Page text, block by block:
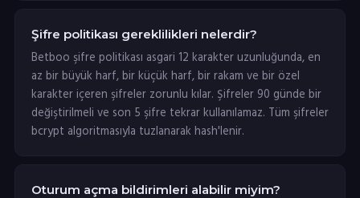
Şifre politikası gereklilikleri nelerdir?
Betboo şifre politikası asgari 12 karakter uzunluğunda, en
az bir büyük harf, bir küçük harf, bir rakam ve bir özel
karakter içeren şifreler zorunlu kılar. Şifreler 90 günde bir
değiştirilmeli ve son 5 şifre tekrar kullanılamaz. Tüm şifreler
bcrypt algoritmasıyla tuzlanarak hash'lenir.
Oturum açma bildirimleri alabilir miyim?